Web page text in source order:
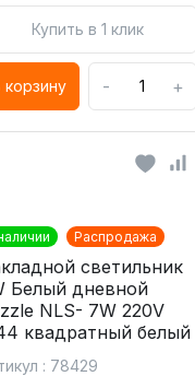
Купить в 1 клик
корзину - +
Распродажа
светильник
Белый дневной
NLS- 7W 220V
квадратный белый
: 78429